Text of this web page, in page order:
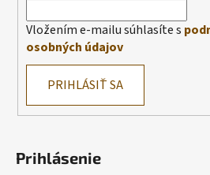
Vložením e-mailu súhlasíte s
osobných údajov
PRIHLÁSIŤ SA
Prihlásenie